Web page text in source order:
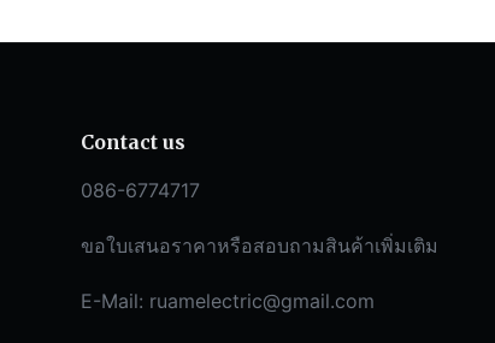
Contact us
086-6774717
ขอใบเสนอราคาหรือสอบถามสินค้าเพิ่มเติม
E-Mail: ruamelectric@gmail.com